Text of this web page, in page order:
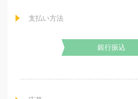
支払い方法
銀行振込